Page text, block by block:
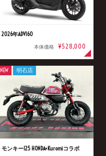
2026年ADV160
本体価格 ¥528,000
モンキー125 HONDA×Kuromiコラボ
NEW 明石店